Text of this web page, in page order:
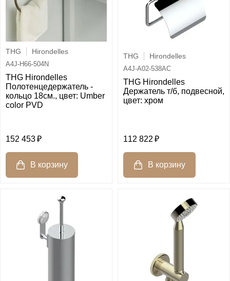
THG Hirondelles
A4J-H66-504N
THG Hirondelles
Полотенцедержатель -
кольцо 18см., цвет: Umber
color PVD
152 453
THG Hirondelles
A4J-A02-538AC
THG Hirondelles
Держатель т/б, подвесной,
цвет: хром
112 822